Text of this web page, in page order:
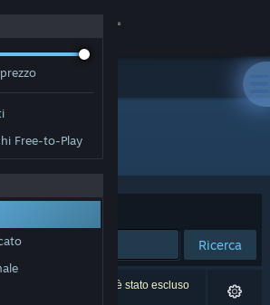
Free-to-Play
Studio
Ricerca
alla tua ricerca. 1 titolo è stato escluso